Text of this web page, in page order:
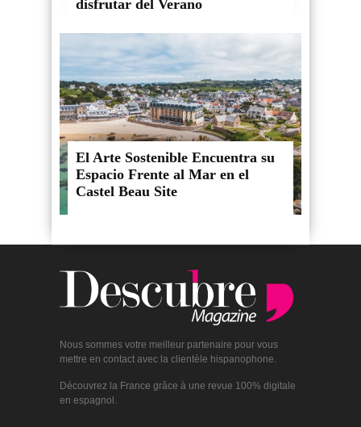
disfrutar del Verano
El Arte Sostenible Encuentra su
Espacio Frente al Mar en el
Castel Beau Site
Nous sommes votre meilleur partenaire pour vous
mettre en contact avec la clientèle hispanophone.
Découvrez la France grâce à une revue 100% digitale
en espagnol.